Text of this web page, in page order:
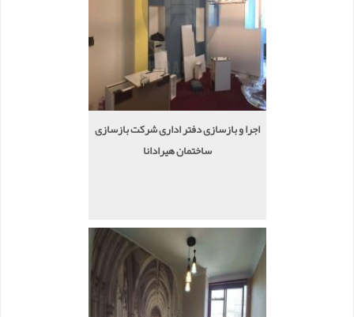
اجرا و بازسازی دفتر اداری شرکت بازسازی
ساختمان هیرادانا